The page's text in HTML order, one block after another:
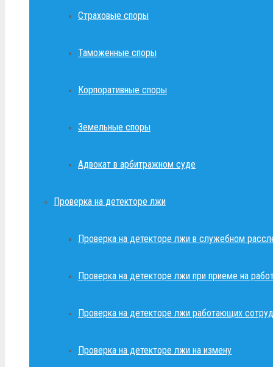
Страховые споры
Таможенные споры
Корпоративные споры
Земельные споры
Адвокат в арбитражном суде
Проверка на детекторе лжи
Проверка на детекторе лжи в служебном
Проверка на детекторе лжи при приеме на
Проверка на детекторе лжи работающих
Проверка на детекторе лжи на измену